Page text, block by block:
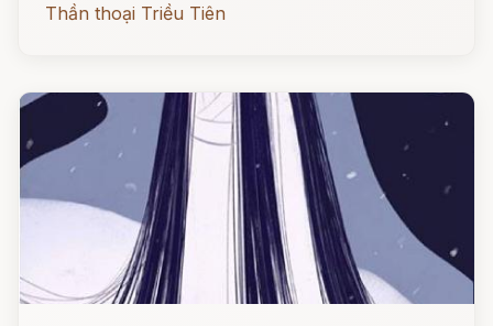
Thần thoại Triều Tiên